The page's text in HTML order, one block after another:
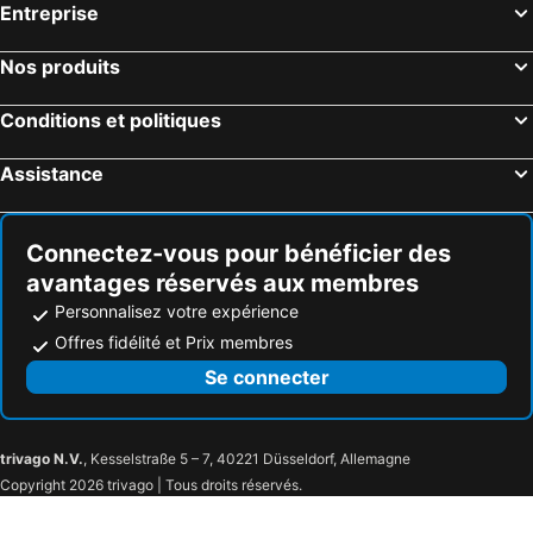
Boulogne-sur-Mer, Nord-Pas-de-Calais Hôtels
Dunkerque, Nord-Pas-de-Calais Hôtels
Le Touquet-Paris-Plage, Nord-Pas-de-Calais Hôtels
Entreprise
Nos produits
Conditions et politiques
Assistance
Connectez-vous pour bénéficier des
avantages réservés aux membres
Personnalisez votre expérience
Offres fidélité et Prix membres
Se connecter
trivago N.V., Kesselstraße 5 – 7, 40221 Düsseldorf, Allemagne
Copyright 2026 trivago | Tous droits réservés.